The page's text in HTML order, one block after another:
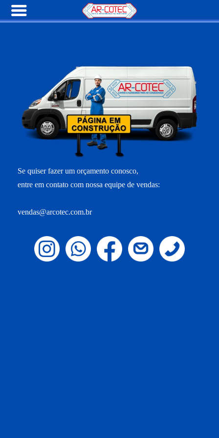
Se quiser fazer um orçamento conosco,
entre em contato com nossa equipe de vendas:
vendas@arcotec.com.br